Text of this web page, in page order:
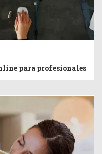
para profesionales